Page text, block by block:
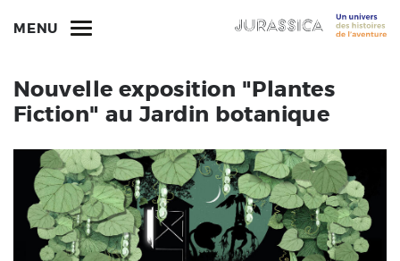
MENU
Nouvelle exposition "Plantes
Fiction" au Jardin botanique